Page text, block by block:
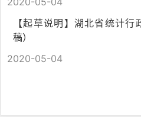
【起草说明】湖北省统计
稿）
2020-05-04